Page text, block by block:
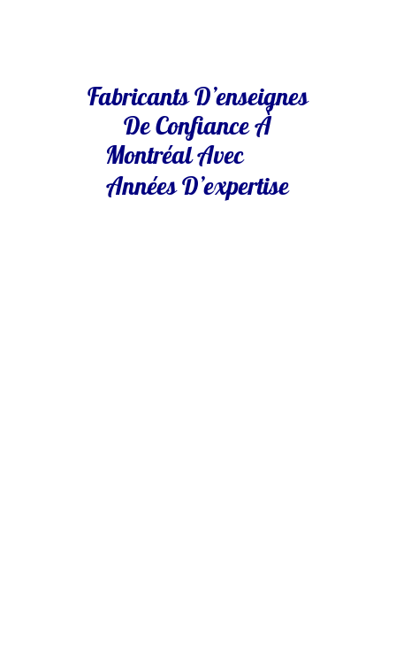
Fabricants D’enseignes
De Confiance À
Montréal Avec
Années D’expertise